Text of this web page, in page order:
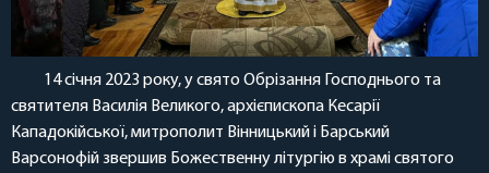
14 січня 2023 року, у свято Обрізання Господнього та
святителя Василія Великого, архієпископа Кесарії
Кападокійської, митрополит Вінницький і Барський
Варсонофій звершив Божественну літургію в храмі святого